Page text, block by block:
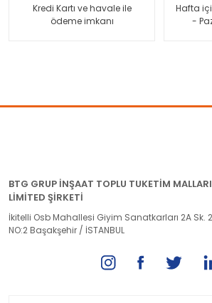
Kredi Kartı ve havale ile
ödeme imkanı
Hafta
-
BTG GRUP İNŞAAT TOPLU TUKETİM
LİMİTED ŞİRKETİ
İkitelli Osb Mahallesi Giyim Sanatkarları 2A Sk.
NO:2 Başakşehir / İSTANBUL